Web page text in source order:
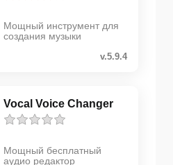
Мощный инструмент для
создания музыки
v.5.9.4
Vocal Voice Changer
Мощный бесплатный
аудио редактор